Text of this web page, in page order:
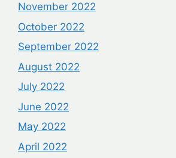
November 2022
October 2022
September 2022
August 2022
July 2022
June 2022
May 2022
April 2022